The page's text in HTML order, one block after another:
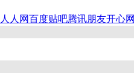
人人网百度贴吧腾讯朋友开心网